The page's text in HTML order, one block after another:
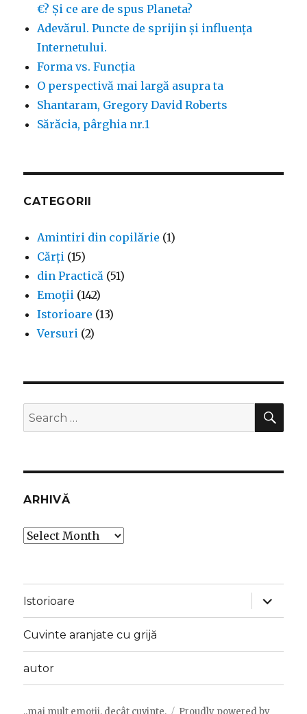
€? Și ce are de spus Planeta?
Adevărul. Puncte de sprijin și influența
Internetului.
Forma vs. Funcția
O perspectivă mai largă asupra ta
Shantaram, Gregory David Roberts
Sărăcia, pârghia nr.1
CATEGORII
Amintiri din copilărie (1)
Cărți (15)
din Practică (51)
Emoţii (142)
Istorioare (13)
Versuri (2)
Search
for:
ARHIVĂ
Arhivă
Istorioare
expand
child
menu
Cuvinte aranjate cu grijă
autor
..mai mult emoții, decât cuvinte. Proudly powered by